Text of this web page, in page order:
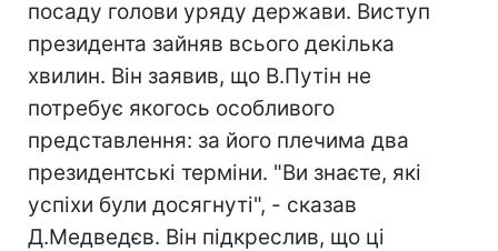
посаду голови уряду держави. Виступ
президента зайняв всього декілька
хвилин. Він заявив, що В.Путін не
потребує якогось особливого
представлення: за його плечима два
президентські терміни. "Ви знаєте, які
успіхи були досягнуті", - сказав
Д.Медведєв. Він підкреслив, що ці